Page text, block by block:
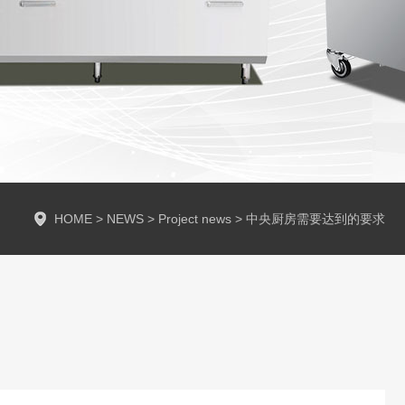
HOME > NEWS > Project news > 中央厨房需要达到的要求